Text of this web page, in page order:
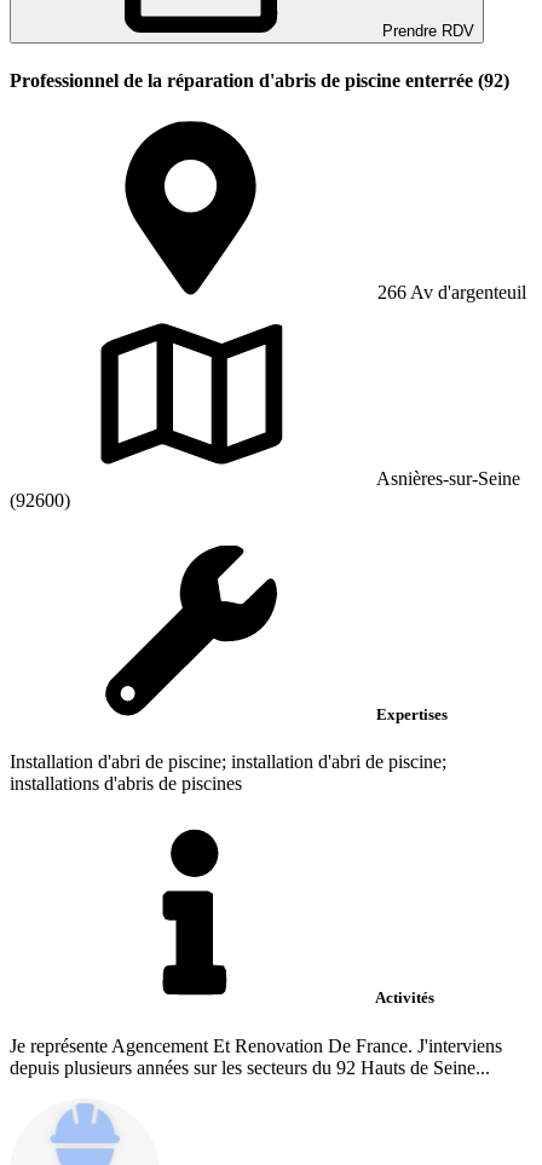
Prendre RDV
Professionnel de la réparation d'abris de piscine enterrée (92)
266 Av d'argenteuil
Asnières-sur-Seine
(92600)
Expertises
Installation d'abri de piscine; installation d'abri de piscine;
installations d'abris de piscines
Activités
Je représente Agencement Et Renovation De France. J'interviens
depuis plusieurs années sur les secteurs du 92 Hauts de Seine...